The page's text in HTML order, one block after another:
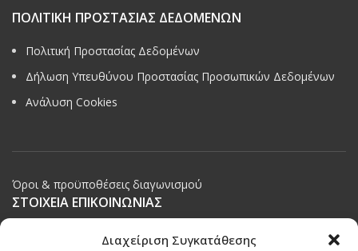
Διαχείριση Συγκατάθεσης
ΠΟΛΙΤΙΚΗ ΠΡΟΣΤΑΣΙΑΣ ΔΕΔΟΜΕΝΩΝ
Πολιτική Προστασίας Δεδομένων
Δήλωση Υπευθύνου Προστασίας Προσωπικών Δεδομένων
Ανάλυση Cookies
Όροι & προϋποθέσεις διαγωνισμού
ΣΤΟΙΧΕΙΑ ΕΠΙΚΟΙΝΩΝΙΑΣ
Παπαναστασίου 209,